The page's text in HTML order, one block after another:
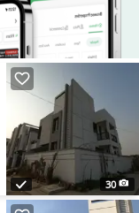
30